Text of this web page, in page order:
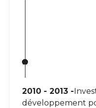
2010 - 2013 -
développement